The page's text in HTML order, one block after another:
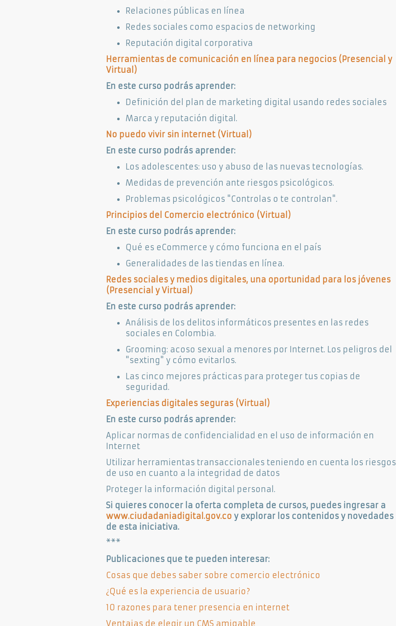
Relaciones públicas en línea
Redes sociales como espacios de networking
Reputación digital corporativa
Herramientas de comunicación en línea para negocios (Presencial y
Virtual)​
En este curso podrás aprender:
Definición del plan de marketing digital usando redes sociales
Marca y reputación digital.
No puedo vivir sin internet (Virtual)​
En este curso podrás aprender:
Los adolescentes: uso y abuso de las nuevas tecnologías.
Medidas de prevención ante riesgos psicológicos.
Problemas psicológicos "Controlas o te controlan".
Principios del Comercio electrónico (Virtual)​
En este curso podrás aprender:
Qué es eCommerce y cómo funciona en el país
Generalidades de las tiendas en línea.
Redes sociales y medios digitales, una oportunidad para los jóvenes
(Presencial y Virtual)​
En este curso podrás aprender:
Análisis de los delitos informáticos presentes en las redes
sociales en Colombia.
Grooming: acoso sexual a menores por Internet. Los peligros del
"sexting" y cómo evitarlos.
Las cinco mejores prácticas para proteger tus copias de
seguridad.
Experiencias digitales seguras (Virtual)
En este curso podrás aprender:
Aplicar normas de confidencialidad en el uso de información en
Internet
Utilizar herramientas transaccionales teniendo en cuenta los riesgos
de uso en cuanto a la integridad de datos
Proteger la información digital personal.
Si quieres conocer la oferta completa de cursos, puedes ingresar a
www.ciudadaniadigital.gov.co y explorar los contenidos y novedades
de esta iniciativa.
***
Publicaciones que te pueden interesar:
Cosas que debes saber sobre comercio electrónico
¿Qué es la experiencia de usuario?
10 razones para tener presencia en internet
Ventajas de elegir un CMS amigable